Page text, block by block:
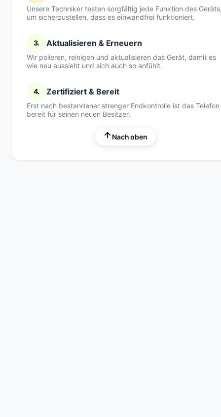
Unsere Techniker testen sorgfältig jede Funktion des
um sicherzustellen, dass es einwandfrei funktioniert.
3. Aktualisieren & Erneuern
Wir polieren, reinigen und aktualisieren das Gerät, damit es
wie neu aussieht und sich auch so anfühlt.
4. Zertifiziert & Bereit
Erst nach bestandener strenger Endkontrolle ist das Telefon
bereit für seinen neuen Besitzer.
Nach oben